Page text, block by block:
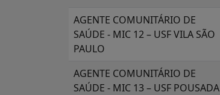
AGENTE COMUNITÁRIO DE
SAÚDE - MIC 12 – USF VILA SÃO
PAULO
AGENTE COMUNITÁRIO DE
SAÚDE - MIC 13 – USF POUSADA